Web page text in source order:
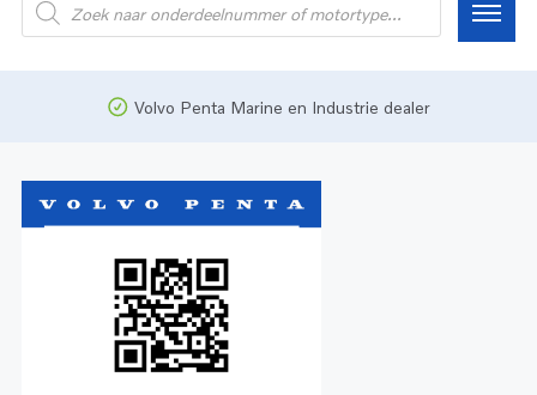
Onderdelen
Bedrijfsvaart
Onderdelen
Volvo Penta Marine en Industrie dealer